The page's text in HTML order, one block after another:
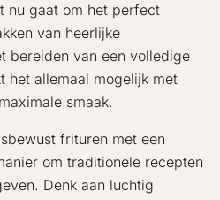
nu gaat om het perfect
van heerlijke
bereiden van een volledige
het allemaal mogelijk met
smaak.
frituren met een
om traditionele recepten
Denk aan luchtig